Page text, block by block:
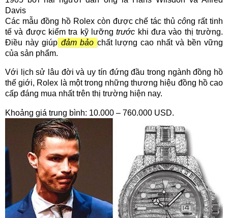
Davis
Các mẫu đồng hồ Rolex còn được chế tác thủcông rất tinh
tế và được kiểm tra kỹ lưỡngtrước khi đưa vào thị trường.
Điều này giúp đảm bảo chất lượng cao nhất và bền vững
của sản phẩm.
Với lịch sử lâu đời và uy tín đứng đầu trong ngành đồng hồ
thế giới, Rolex là một trong những thương hiệu đồng hồ cao
cấp đáng mua nhất trên thị trường hiện nay.
Khoảng giá trung bình: 10.000 – 760.000 USD.